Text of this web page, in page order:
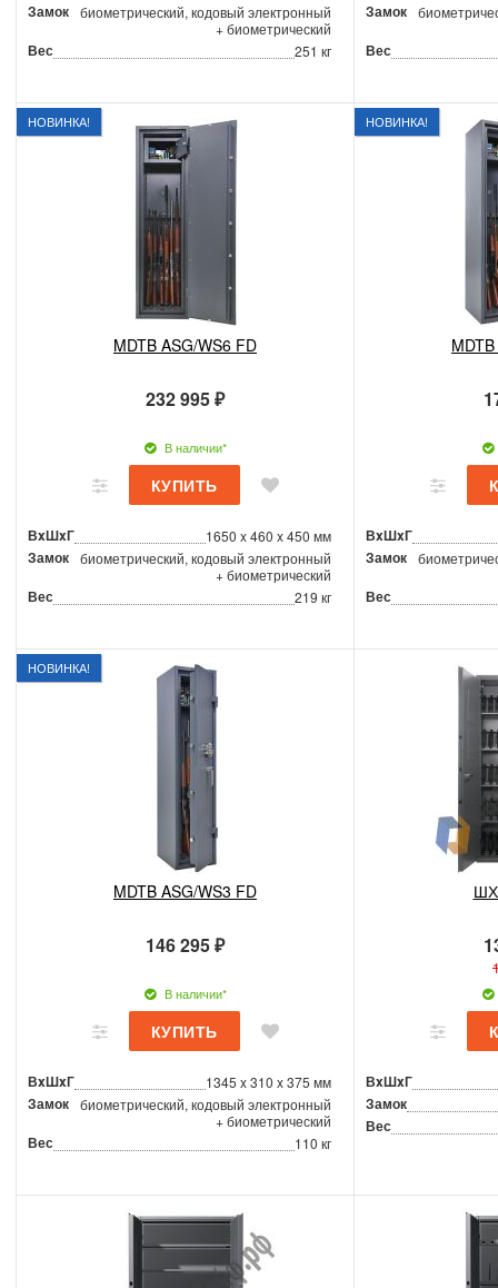
Замок биометрический, кодовый электронный
+ биометрический
Вес 251 кг
Замок
Вес
НОВИНКА!
MDTB ASG/WS6 FD
232 995 ₽
В наличии*
ВxШxГ 1650 x 460 x 450 мм
Замок биометрический, кодовый электронный
+ биометрический
Вес 219 кг
НОВИНКА!
ВxШxГ
Замок
Вес
НОВИНКА!
MDTB ASG/WS3 FD
146 295 ₽
В наличии*
ВxШxГ 1345 x 310 x 375 мм
Замок биометрический, кодовый электронный
+ биометрический
Вес 110 кг
ВxШxГ
Замок
Вес